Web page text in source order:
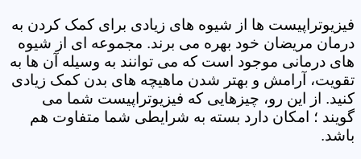
فیزیوتراپیست ها از شیوه های زیادی برای کمک کردن به
درمان مریضان خود بهره می برند. مجموعه ای از شیوه
های درمانی موجود است که می توانند به وسیله آن ها به
تقویت، آرامش و بهتر شدن ماهیچه های بدن کمک زیادی
کنید. از این رو، چیزهایی که فیزیوتراپیست شما می
گویند ؛ امکان دارد بسته به شرایطی شما متفاوت هم
باشد.